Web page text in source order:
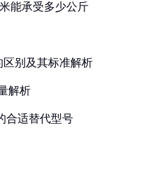
能承受多少公斤
区别及其标准解析
解析
合适替代型号